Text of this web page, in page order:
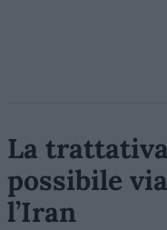
La
possibile
l’Iran